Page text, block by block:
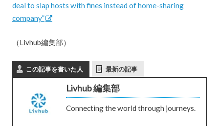
deal to slap hosts with fines instead of home-sharing
company”
（Livhub編集部）
この記事を書いた人 最新の記事
Livhub 編集部
Connecting the world through journeys.